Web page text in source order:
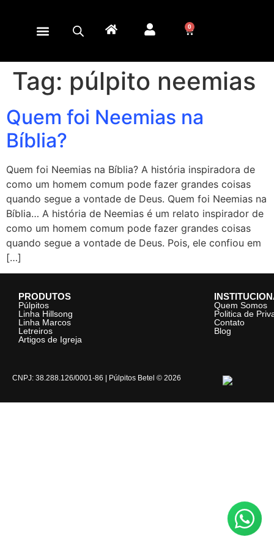
0
Tag: púlpito neemias
Quem foi Neemias na
Bíblia?
Quem foi Neemias na Bíblia? A história inspiradora de
como um homem comum pode fazer grandes coisas
quando segue a vontade de Deus. Quem foi Neemias na
Bíblia… A história de Neemias é um relato inspirador de
como um homem comum pode fazer grandes coisas
quando segue a vontade de Deus. Pois, ele confiou em
[…]
PRODUTOS
Púlpitos
Linha Hillsong
Linha Marcos
Letreiros
Artigos de Igreja
Quem Somos
Politica de
Contato
Blog
CNPJ: 38.288.126/0001-86 | Púlpitos Betel © 2026